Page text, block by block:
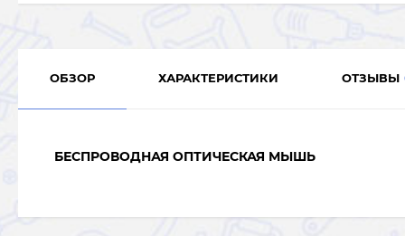
ОБЗОР ХАРАКТЕРИСТИКИ ОТЗЫВЫ
БЕСПРОВОДНАЯ ОПТИЧЕСКАЯ МЫШЬ